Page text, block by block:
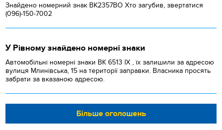
Знайдено номерний знак ВК2357ВО Хто загубив, звертатися
(096)-150-7002
У Рівному знайдено номерні знаки
Автомобільні номерні знаки BK 6513 IX , їх залишили за адресою
вулиця Млинівська, 15 на території заправки. Власника просять
забрати за вказаною адресою.
Більше оголошень